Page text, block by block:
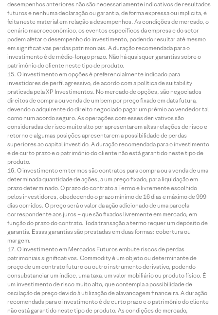
desempenhos anteriores não são necessariamente indicativos de resultados
futuros e nenhuma declaração ou garantia, de forma expressa ou implícita, é
feita neste material em relação a desempenhos. As condições de mercado, o
cenário macroeconômico, os eventos específicos da empresa e do setor
podem afetar o desempenho do investimento, podendo resultar até mesmo
em significativas perdas patrimoniais. A duração recomendada para o
investimento é de médio-longo prazo. Não há quaisquer garantias sobre o
patrimônio do cliente neste tipo de produto.
O investimento em opções é preferencialmente indicado para
investidores de perfil agressivo, de acordo com a política de suitability
praticada pela XP Investimentos. No mercado de opções, são negociados
direitos de compra ou venda de um bem por preço fixado em data futura,
devendo o adquirente do direito negociado pagar um prêmio ao vendedor tal
como num acordo seguro. As operações com esses derivativos são
consideradas de risco muito alto por apresentarem altas relações de risco e
retorno e algumas posições apresentarem a possibilidade de perdas
superiores ao capital investido. A duração recomendada para o investimento
é de curto prazo e o patrimônio do cliente não está garantido neste tipo de
produto.
O investimento em termos são contratos para compra ou a venda de uma
determinada quantidade de ações, a um preço fixado, para liquidação em
prazo determinado. O prazo do contrato a Termo é livremente escolhido
pelos investidores, obedecendo o prazo mínimo de 16 dias e máximo de 999
dias corridos. O preço será o valor da ação adicionado de uma parcela
correspondente aos juros – que são fixados livremente em mercado, em
função do prazo do contrato. Toda transação a termo requer um depósito de
garantia. Essas garantias são prestadas em duas formas: cobertura ou
margem.
O investimento em Mercados Futuros embute riscos de perdas
patrimoniais significativos. Commodity é um objeto ou determinante de
preço de um contrato futuro ou outro instrumento derivativo, podendo
consubstanciar um índice, uma taxa, um valor mobiliário ou produto físico. É
um investimento de risco muito alto, que contempla a possibilidade de
oscilação de preço devido à utilização de alavancagem financeira. A duração
recomendada para o investimento é de curto prazo e o patrimônio do cliente
não está garantido neste tipo de produto. As condições de mercado,